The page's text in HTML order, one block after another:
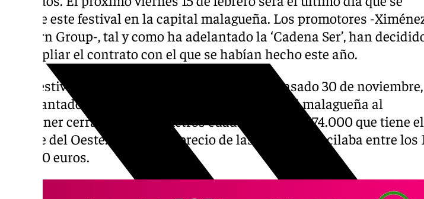
celebre este festival en la capital malagueña. Los promotores -
Lantern Group-, tal y como ha adelantado la ‘Cadena Ser’, han
no ampliar el contrato con el que se habían hecho este año.
Este festival, que se lleva celebrando desde el pasado 30 de noviembre,
ha levantado numerosas ampollas en la sociedad malagueña al
mantener cerrados 33.700 metros cuadrados de los 74.000 que tiene el
Parque del Oeste. Además, el precio de las entradas oscilaba entre los
y los 20 euros.